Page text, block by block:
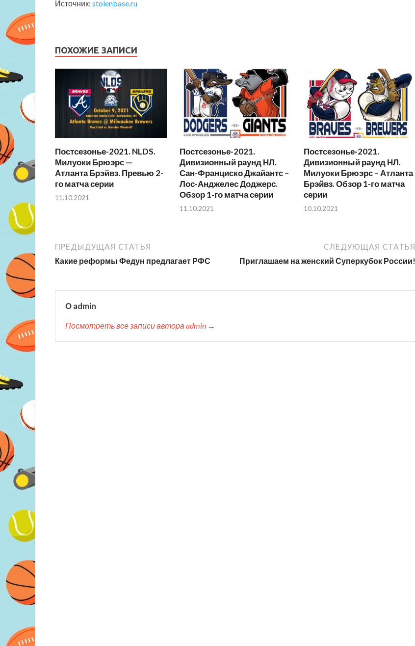
Источник: stolenbase.ru
ПОХОЖИЕ ЗАПИСИ
Постсезонье-2021. NLDS.
Милуоки Брюэрс —
Атланта Брэйвз. Превью 2-
го матча серии
11.10.2021
Постсезонье-2021.
Дивизионный раунд НЛ.
Сан-Франциско Джайантс –
Лос-Анджелес Доджерс.
Обзор 1-го матча серии
11.10.2021
Постсезонье-2021.
Дивизионный раунд НЛ.
Милуоки Брюэрс – Атланта
Брэйвз. Обзор 1-го матча
серии
10.10.2021
ПРЕДЫДУЩАЯ СТАТЬЯ
Какие реформы Федун предлагает РФС
СЛЕДУЮЩАЯ СТАТЬЯ
Приглашаем на женский Суперкубок России!
О admin
Посмотреть все записи автора admin →